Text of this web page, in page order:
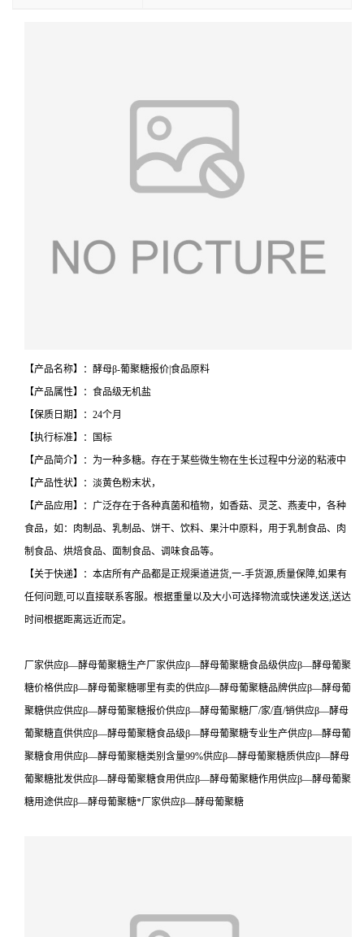
【产品名称】：酵母β-葡聚糖报价|食品原料
【产品属性】：食品级无机盐
【保质日期】：24个月
【执行标准】：国标
【产品简介】：为一种多糖。存在于某些微生物在生长过程中分泌的粘液中
【产品性状】：淡黄色粉末状，
【产品应用】：广泛存在于各种真菌和植物，如香菇、灵芝、燕麦中，各种
食品，如：肉制品、乳制品、饼干、饮料、果汁中原料，用于乳制食品、肉
制食品、烘焙食品、面制食品、调味食品等。
【关于快递】：本店所有产品都是正规渠道进货,一-手货源,质量保障,如果有
任何问题,可以直接联系客服。根据重量以及大小可选择物流或快递发送,送达
时间根据距离远近而定。
厂家供应β—酵母葡聚糖生产厂家供应β—酵母葡聚糖食品级供应β—酵母葡聚
糖价格供应β—酵母葡聚糖哪里有卖的供应β—酵母葡聚糖品牌供应β—酵母葡
聚糖供应供应β—酵母葡聚糖报价供应β—酵母葡聚糖厂/家/直/销供应β—酵母
葡聚糖直供供应β—酵母葡聚糖食品级β—酵母葡聚糖专业生产供应β—酵母葡
聚糖食用供应β—酵母葡聚糖类别含量99%供应β—酵母葡聚糖质供应β—酵母
葡聚糖批发供应β—酵母葡聚糖食用供应β—酵母葡聚糖作用供应β—酵母葡聚
糖用途供应β—酵母葡聚糖*厂家供应β—酵母葡聚糖